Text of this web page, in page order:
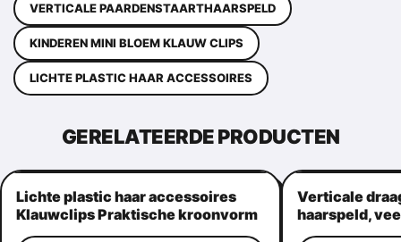
VERTICALE PAARDENSTAARTHAARSPELD
KINDEREN MINI BLOEM KLAUW CLIPS
LICHTE PLASTIC HAAR ACCESSOIRES
GERELATEERDE PRODUCTEN
Lichte plastic haar accessoires
Klauwclips Praktische kroonvorm
Verticale
haarspeld,
haargrepen